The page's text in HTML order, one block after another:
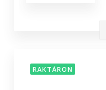
RAKTÁRON